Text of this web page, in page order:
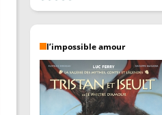
l’impossible amour